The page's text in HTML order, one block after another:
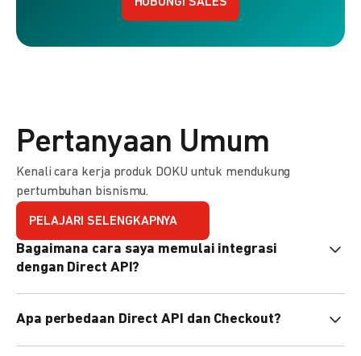
HUBUNGI SALES
Pertanyaan Umum
Kenali cara kerja produk DOKU untuk mendukung
pertumbuhan bisnismu.
PELAJARI SELENGKAPNYA
Bagaimana cara saya memulai integrasi
dengan Direct API?
pemrograman untuk membantu integrasi Anda. Pelajari
Apa perbedaan Direct API dan Checkout?